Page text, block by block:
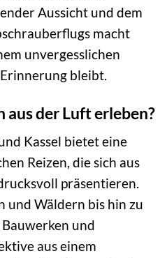
Aussicht und dem
macht
unvergesslichen
bleibt.
aus der Luft erleben?
Kassel bietet eine
Reizen, die sich aus
präsentieren.
und Wäldern bis hin zu
und
aus einem